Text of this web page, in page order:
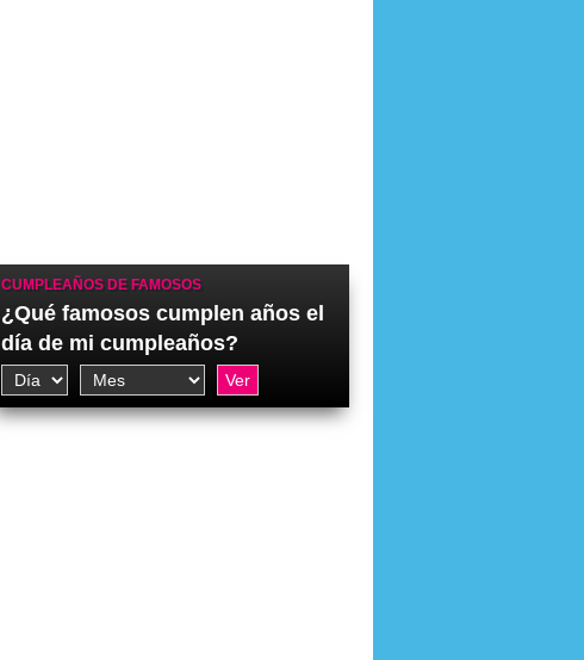
CUMPLEAÑOS DE FAMOSOS
¿Qué famosos cumplen años el
día de mi cumpleaños?